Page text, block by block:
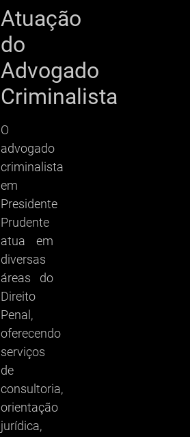
Atuação
do
Advogado
Criminalista
O
advogado
criminalista
em
Presidente
Prudente
atua em
diversas
áreas do
Direito
Penal,
oferecendo
serviços
de
consultoria,
orientação
jurídica,